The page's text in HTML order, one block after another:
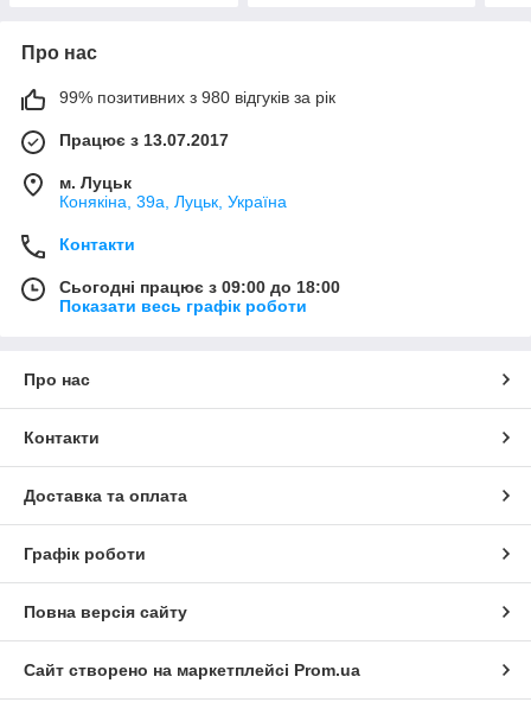
Про нас
99% позитивних з 980 відгуків за рік
Працює з 13.07.2017
м. Луцьк
Конякіна, 39а, Луцьк, Україна
Контакти
Сьогодні працює з 09:00 до 18:00
Показати весь графік роботи
Про нас
Контакти
Доставка та оплата
Графік роботи
Повна версія сайту
Сайт створено на маркетплейсі Prom.ua